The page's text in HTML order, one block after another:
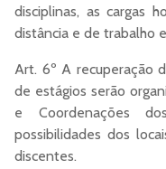
disciplinas, as cargas
distância e de trabalho
Art. 6º A recuperação
de estágios serão
e Coordenações
possibilidades dos
discentes.